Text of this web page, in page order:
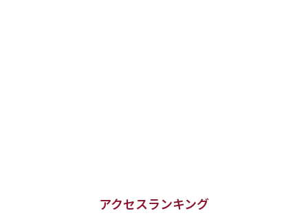
アクセスランキング